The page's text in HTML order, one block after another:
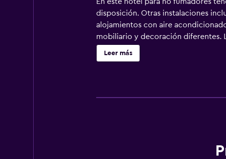
disposición. Otras instalaciones
alojamientos con aire
mobiliario y decoración diferentes.
canales por cable. Los baños
en Lazi ofrece acceso a Internet
Leer más